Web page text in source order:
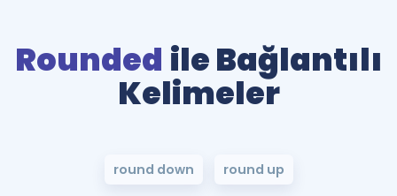
Rounded ile Bağlantılı
Kelimeler
round down round up